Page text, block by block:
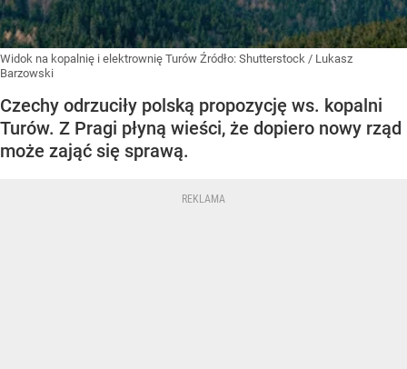
Widok na kopalnię i elektrownię Turów Źródło: Shutterstock / Lukasz
Barzowski
Czechy odrzuciły polską propozycję ws. kopalni
Turów. Z Pragi płyną wieści, że dopiero nowy rząd
może zająć się sprawą.